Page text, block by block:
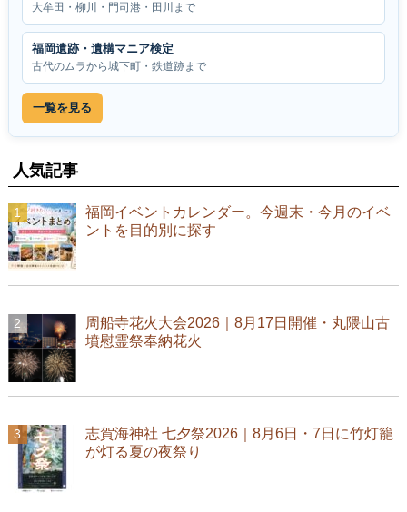
大牟田・柳川・門司港・田川まで
福岡遺跡・遺構マニア検定
古代のムラから城下町・鉄道跡まで
一覧を見る
人気記事
福岡イベントカレンダー。今週末・今月のイベ
ントを目的別に探す
周船寺花火大会2026｜8月17日開催・丸隈山古
墳慰霊祭奉納花火
志賀海神社 七夕祭2026｜8月6日・7日に竹灯籠
が灯る夏の夜祭り